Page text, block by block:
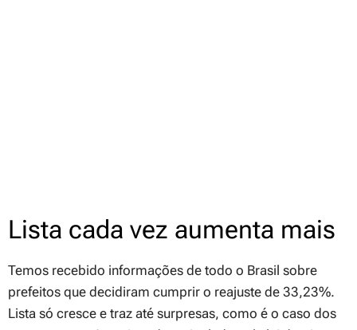
Lista cada vez aumenta mais
Temos recebido informações de todo o Brasil sobre
prefeitos que decidiram cumprir o reajuste de 33,23%.
Lista só cresce e traz até surpresas, como é o caso dos